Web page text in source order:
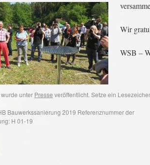
Wir
WSB –
unter Presse veröffentlicht. Setze ein
Bauwerkssanierung 2019 Referenznummer der
H 01-19